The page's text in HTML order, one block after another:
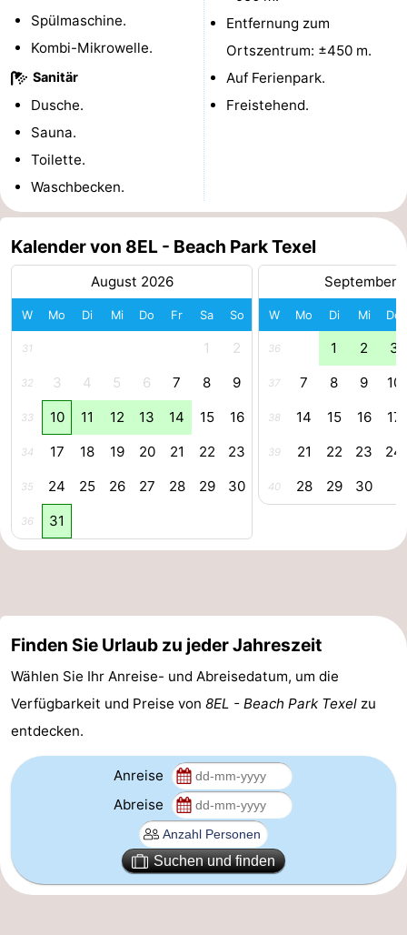
Sportangeln
Seehunden
Essen
und
trinken
Veranstaltungen
Praktisch
Forum
Route
Fähre
Reisebuchshop
Medizin
Adressen
Region
Watteninseln
Ameland
-
Terschelling
-
Vlieland
Nordholland
-
Duinen
aan
Bergen
-
Spülmaschine.
Kombi-Mikrowelle.
Sanitär
Dusche.
Sauna.
Toilette.
Waschbecken.
Entfernung zum
Ortszentrum: ±450 m.
Auf Ferienpark.
Freistehend.
Kalender von 8EL - Beach Park Texel
August 2026
W Mo Di Mi Do Fr Sa So
31 1 2
32 3 4 5 6 7 8 9
33 10 11 12 13 14 15 16
34 17 18 19 20 21 22 23
35 24 25 26 27 28 29 30
36 31
September
W Mo Di Mi Do
36 1 2 3
37 7 8 9 10
38 14 15 16 17
39 21 22 23 24
40 28 29 30
Finden Sie Urlaub zu jeder Jahreszeit
Wählen Sie Ihr Anreise- und Abreisedatum, um die
Verfügbarkeit und Preise von 8EL - Beach Park Texel zu
entdecken.
Anreise
Abreise
Suchen und finden